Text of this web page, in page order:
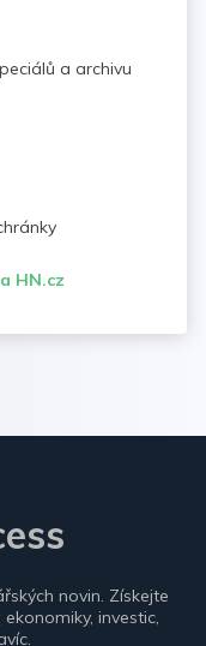
a archivu
HN.cz
novin. Získejte
investic,